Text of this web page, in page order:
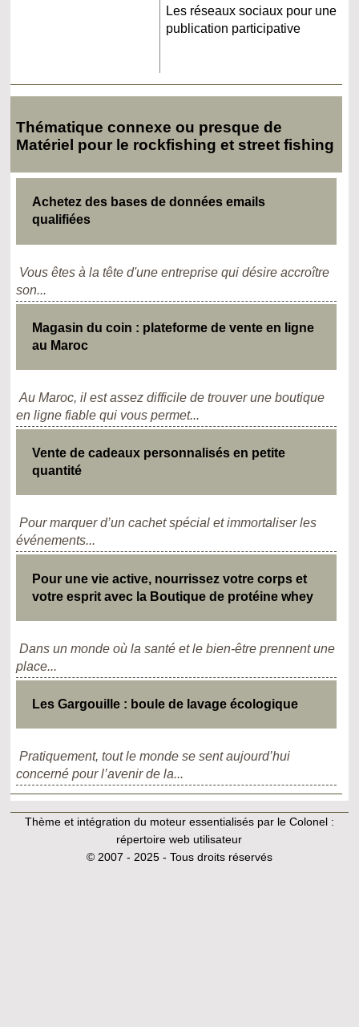
Les réseaux sociaux pour une
publication participative
Thématique connexe ou presque de
Matériel pour le rockfishing et street fishing
Achetez des bases de données emails
qualifiées
Vous êtes à la tête d'une entreprise qui désire accroître
son...
Magasin du coin : plateforme de vente en ligne
au Maroc
Au Maroc, il est assez difficile de trouver une boutique
en ligne fiable qui vous permet...
Vente de cadeaux personnalisés en petite
quantité
Pour marquer d’un cachet spécial et immortaliser les
événements...
Pour une vie active, nourrissez votre corps et
votre esprit avec la Boutique de protéine whey
Dans un monde où la santé et le bien-être prennent une
place...
Les Gargouille : boule de lavage écologique
Pratiquement, tout le monde se sent aujourd’hui
concerné pour l’avenir de la...
Thème et intégration du moteur essentialisés par le Colonel :
répertoire web utilisateur
© 2007 - 2025 - Tous droits réservés